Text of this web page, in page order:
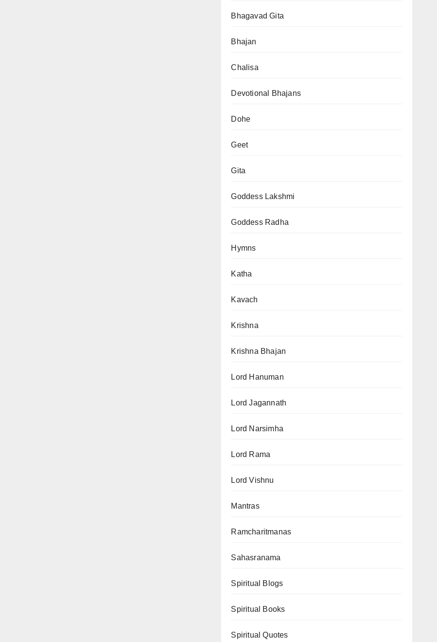
Bhagavad Gita
Bhajan
Chalisa
Devotional Bhajans
Dohe
Geet
Gita
Goddess Lakshmi
Goddess Radha
Hymns
Katha
Kavach
Krishna
Krishna Bhajan
Lord Hanuman
Lord Jagannath
Lord Narsimha
Lord Rama
Lord Vishnu
Mantras
Ramcharitmanas
Sahasranama
Spiritual Blogs
Spiritual Books
Spiritual Quotes